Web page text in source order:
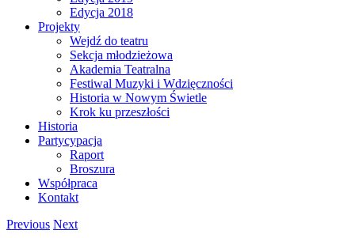
Edycja 2018
Projekty
Wejdź do teatru
Sekcja młodzieżowa
Akademia Teatralna
Festiwal Muzyki i Wdzięczności
Historia w Nowym Świetle
Krok ku przeszłości
Historia
Partycypacja
Raport
Broszura
Współpraca
Kontakt
Previous Next